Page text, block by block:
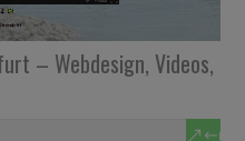
– Webdesign, Videos,